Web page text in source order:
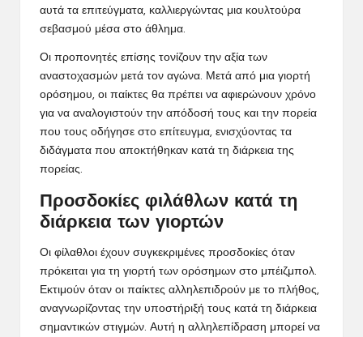
αυτά τα επιτεύγματα, καλλιεργώντας μια κουλτούρα
σεβασμού μέσα στο άθλημα.
Οι προπονητές επίσης τονίζουν την αξία των
αναστοχασμών μετά τον αγώνα. Μετά από μια γιορτή
ορόσημου, οι παίκτες θα πρέπει να αφιερώνουν χρόνο
για να αναλογιστούν την απόδοσή τους και την πορεία
που τους οδήγησε στο επίτευγμα, ενισχύοντας τα
διδάγματα που αποκτήθηκαν κατά τη διάρκεια της
πορείας.
Προσδοκίες φιλάθλων κατά τη
διάρκεια των γιορτών
Οι φίλαθλοι έχουν συγκεκριμένες προσδοκίες όταν
πρόκειται για τη γιορτή των ορόσημων στο μπέιζμπολ.
Εκτιμούν όταν οι παίκτες αλληλεπιδρούν με το πλήθος,
αναγνωρίζοντας την υποστήριξή τους κατά τη διάρκεια
σημαντικών στιγμών. Αυτή η αλληλεπίδραση μπορεί να